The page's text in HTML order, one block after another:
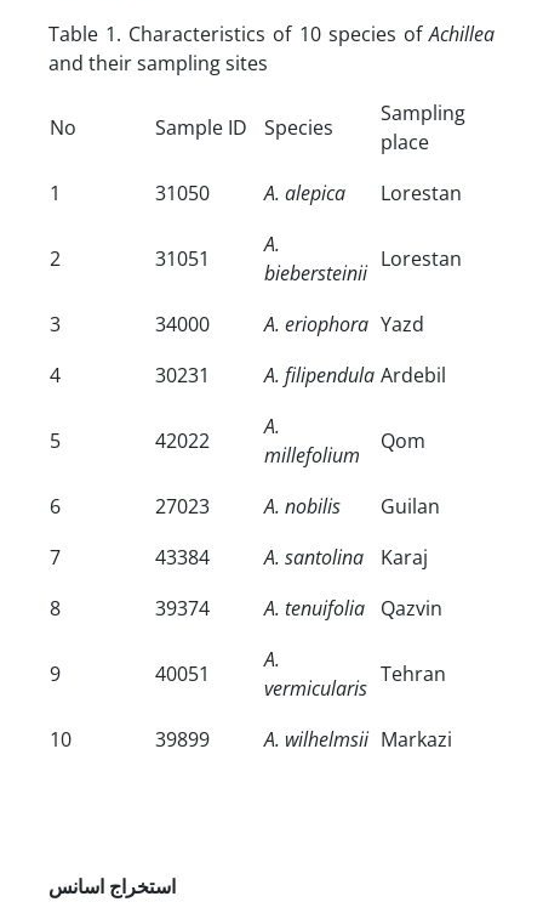
Table 1. Characteristics of 10 species ofAchillea
and their sampling sites
No Sample ID Species
Sampling
place
1
31050 A. alepica Lorestan
2 31051
A.
biebersteinii
Lorestan
3 34000 A. eriophora Yazd
4
30231 A. filipendula Ardebil
5 42022
A.
millefolium
Qom
6 27023 A. nobilis
Guilan
7
43384 A. santolina
Karaj
8
39374 A. tenuifolia Qazvin
9 40051
A.
vermicularis
Tehran
10 39899 A. wilhelmsii Markazi
استخراج اسانس